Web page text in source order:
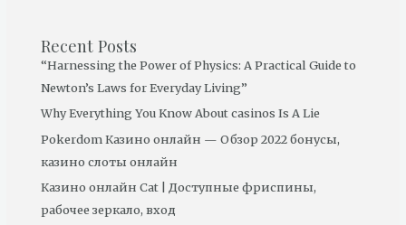
Recent Posts
“Harnessing the Power of Physics: A Practical Guide to
Newton’s Laws for Everyday Living”
Why Everything You Know About casinos Is A Lie
Pokerdom Казино онлайн — Обзор 2022 бонусы,
казино слоты онлайн
Казино онлайн Cat | Доступные фриспины,
рабочее зеркало, вход